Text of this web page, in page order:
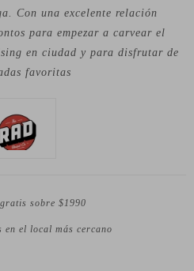
Con una excelente relación
para empezar a carvear el
en ciudad y para disfrutar de
favoritas
sobre $1990
en el local más cercano